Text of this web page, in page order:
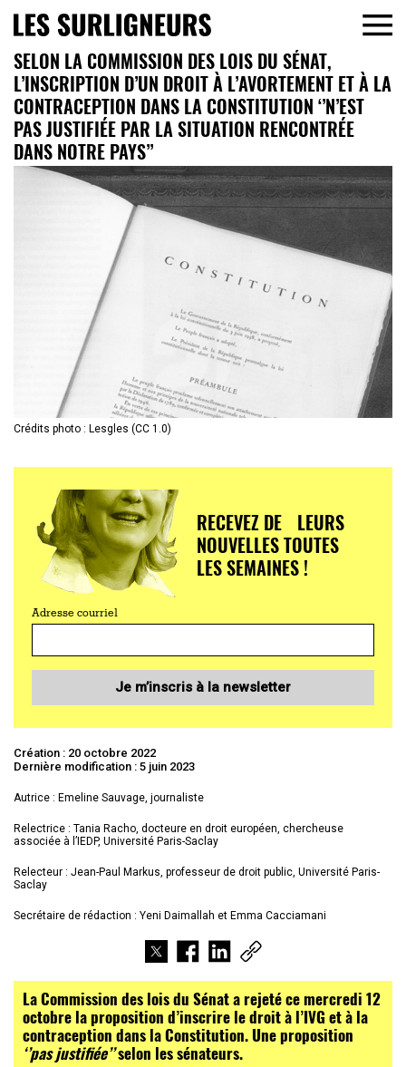
SELON LA COMMISSION DES LOIS DU SÉNAT,
L’INSCRIPTION D’UN DROIT À L’AVORTEMENT ET À LA
CONTRACEPTION DANS LA CONSTITUTION ‘’N’EST
PAS JUSTIFIÉE PAR LA SITUATION RENCONTRÉE
DANS NOTRE PAYS’’
Crédits photo : Lesgles (CC 1.0)
RECEVEZ DE LEURS
NOUVELLES TOUTES
LES SEMAINES !
Adresse courriel
Je m’inscris à la newsletter
Création : 20 octobre 2022
Dernière modification : 5 juin 2023
Autrice : Emeline Sauvage, journaliste
Relectrice : Tania Racho, docteure en droit européen, chercheuse
associée à l’IEDP, Université Paris-Saclay
Relecteur : Jean-Paul Markus, professeur de droit public, Université Paris-
Saclay
Secrétaire de rédaction : Yeni Daimallah et Emma Cacciamani
La Commission des lois du Sénat a rejeté ce mercredi 12
octobre la proposition d’inscrire le droit à l’IVG et à la
contraception dans la Constitution. Une proposition
‘’pas justifiée’’selon les sénateurs.